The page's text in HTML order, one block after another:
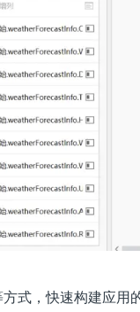
式，快速构建应用